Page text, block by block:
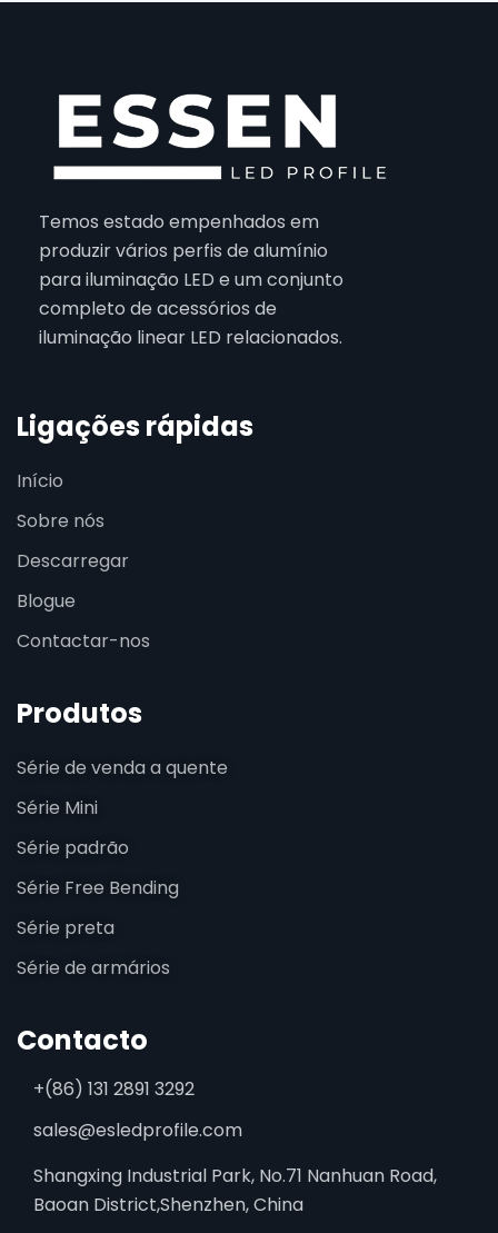
Temos estado empenhados em
produzir vários perfis de alumínio
para iluminação LED e um conjunto
completo de acessórios de
iluminação linear LED relacionados.
Ligações rápidas
Início
Sobre nós
Descarregar
Blogue
Contactar-nos
Produtos
Série de venda a quente
Série Mini
Série padrão
Série Free Bending
Série preta
Série de armários
Contacto
+(86) 131 2891 3292
sales@esledprofile.com
Shangxing Industrial Park, No.71 Nanhuan Road,
Baoan District,Shenzhen, China